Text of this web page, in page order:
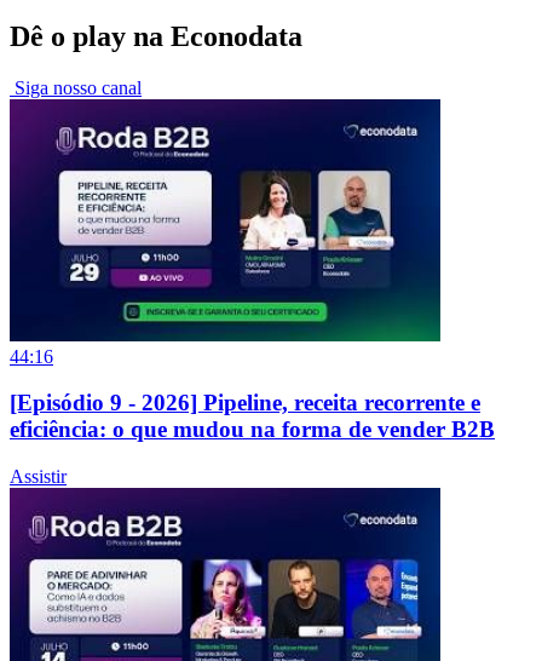
Dê o play na Econodata
Siga nosso canal
44:16
[Episódio 9 - 2026] Pipeline, receita recorrente e
eficiência: o que mudou na forma de vender B2B
Assistir